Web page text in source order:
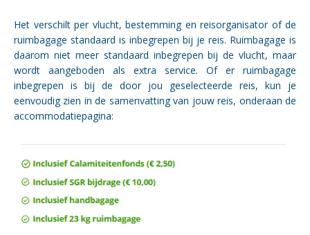
Het verschilt per vlucht, bestemming en reisorganisator of de
ruimbagage standaard is inbegrepen bij je reis. Ruimbagage is
daarom niet meer standaard inbegrepen bij de vlucht, maar
wordt aangeboden als extra service. Of er ruimbagage
inbegrepen is bij de door jou geselecteerde reis, kun je
eenvoudig zien in de samenvatting van jouw reis, onderaan de
accommodatiepagina: